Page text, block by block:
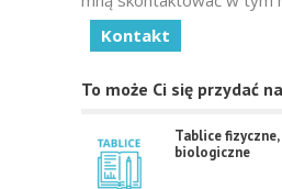
Kontakt
To może Ci się przydać
Tablice
biologiczne